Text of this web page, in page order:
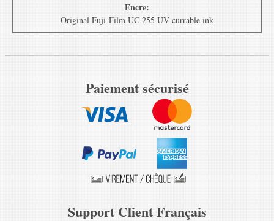
Encre:
Original Fuji-Film UC 255 UV currable ink
Paiement sécurisé
Support Client Français